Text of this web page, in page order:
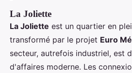
La Joliette
La Joliette est un quartier en
transformé par le projet Euro
secteur, autrefois industriel, est
d'affaires moderne. Les